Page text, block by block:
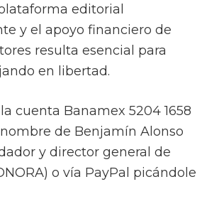
editorial
y el apoyo financiero de
resulta esencial para
en libertad.
cuenta Banamex 5204 1658
nombre de Benjamín Alonso
y director general de
o vía PayPal picándole